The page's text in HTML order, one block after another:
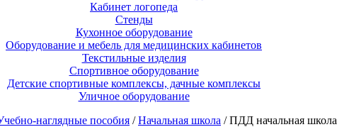
Кабинет логопеда
Стенды
Кухонное оборудование
Оборудование и мебель для медицинских кабинетов
Текстильные изделия
Спортивное оборудование
Детские спортивные комплексы, дачные комплексы
Уличное оборудование
наглядные пособия /Начальная школа / ПДД начальная школа